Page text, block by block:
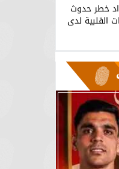
خطر حدوث
القلبية لدى